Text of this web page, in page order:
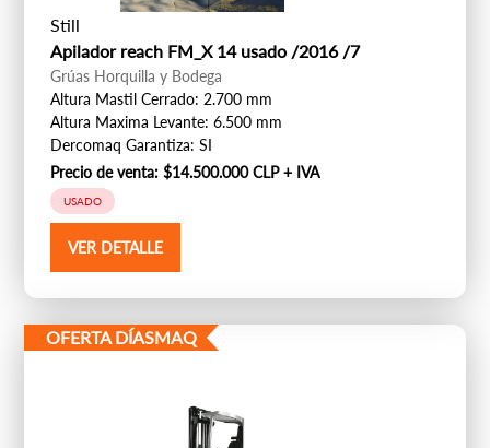
Still
Apilador reach FM_X 14 usado /2016 /7
Grúas Horquilla y Bodega
Altura Mastil Cerrado: 2.700 mm
Altura Maxima Levante: 6.500 mm
Dercomaq Garantiza: SI
Precio de venta: $14.500.000 CLP + IVA
USADO
VER DETALLE
OFERTA DÍASMAQ